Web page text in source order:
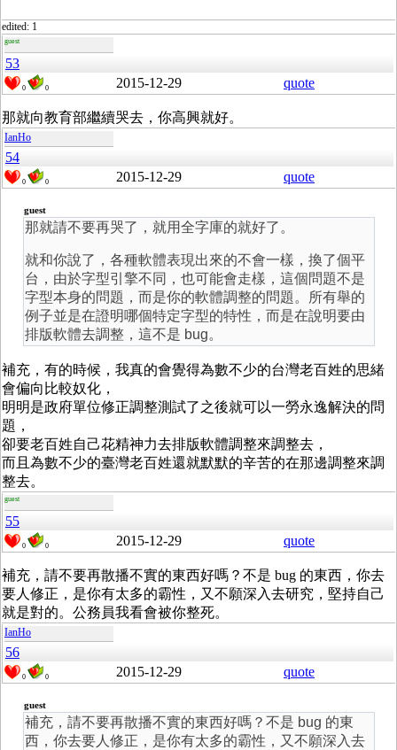
edited: 1
guest
53
0 0 2015-12-29 quote
那就向教育部繼續哭去，你高興就好。
IanHo
54
0 0 2015-12-29 quote
guest
那就請不要再哭了，就用全字庫的就好了。
就和你說了，各種軟體表現出來的不會一樣，換了個平
台，由於字型引擎不同，也可能會走樣，這個問題不是
字型本身的問題，而是你的軟體調整的問題。所有舉的
例子並是在證明哪個特定字型的特性，而是在說明要由
排版軟體去調整，這不是 bug。
補充，有的時候，我真的會覺得為數不少的台灣老百姓的思緒
會偏向比較奴化，
明明是政府單位修正調整測試了之後就可以一勞永逸解決的問
題，
卻要老百姓自己花精神力去排版軟體調整來調整去，
而且為數不少的臺灣老百姓還就默默的辛苦的在那邊調整來調
整去。
guest
55
0 0 2015-12-29 quote
補充，請不要再散播不實的東西好嗎？不是 bug 的東西，你去
要人修正，是你有太多的霸性，又不願深入去研究，堅持自己
就是對的。公務員我看會被你整死。
IanHo
56
0 0 2015-12-29 quote
guest
補充，請不要再散播不實的東西好嗎？不是 bug 的東
西，你去要人修正，是你有太多的霸性，又不願深入去